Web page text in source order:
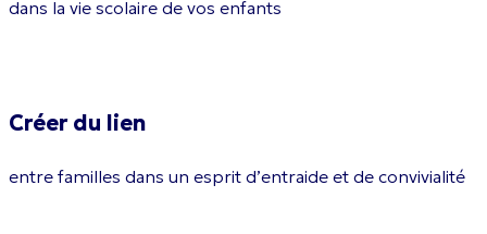
dans la vie scolaire de vos enfants
Créer du lien
entre familles dans un esprit d’entraide et de convivialité